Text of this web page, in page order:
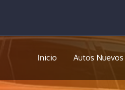
Inicio Autos Nuevos